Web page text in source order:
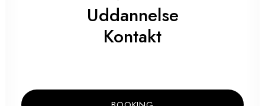
Uddannelse
Kontakt
08:00 - 08:50
REFORMER PILATES
Rosie (English)